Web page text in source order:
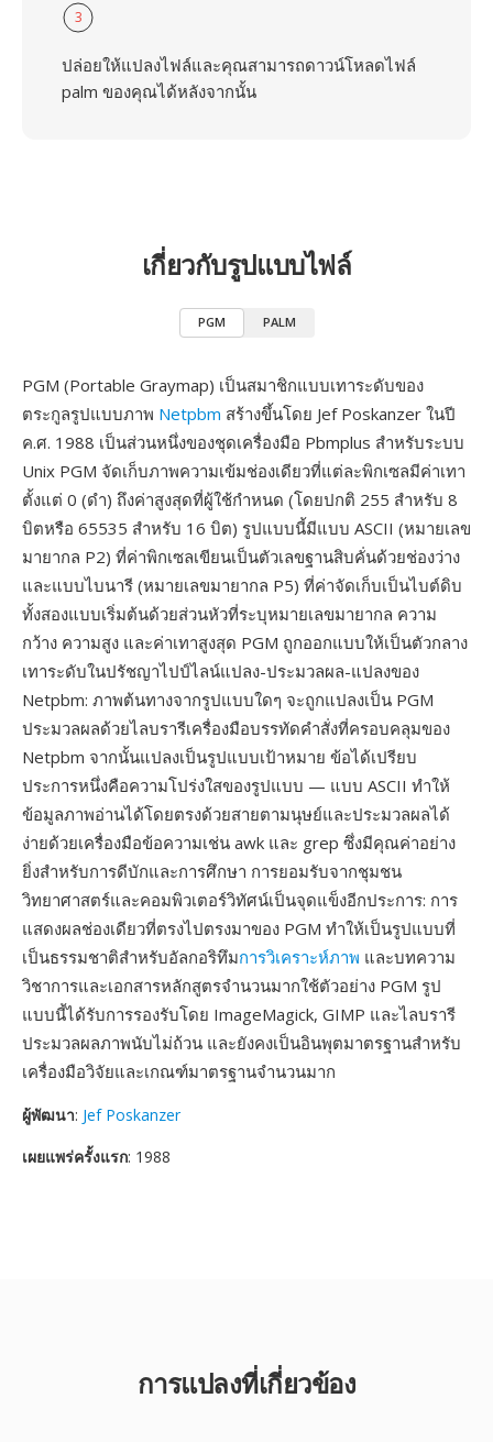
3
ปล่อยให้แปลงไฟล์และคุณสามารถดาวน์โหลดไฟล์
palm ของคุณได้หลังจากนั้น
เกี่ยวกับรูปแบบไฟล์
PGM PALM
PGM (Portable Graymap) เป็นสมาชิกแบบเทาระดับของ
ตระกูลรูปแบบภาพ Netpbm สร้างขึ้นโดย Jef Poskanzer ในปี
ค.ศ. 1988 เป็นส่วนหนึ่งของชุดเครื่องมือ Pbmplus สำหรับระบบ
Unix PGM จัดเก็บภาพความเข้มช่องเดียวที่แต่ละพิกเซลมีค่าเทา
ตั้งแต่ 0 (ดำ) ถึงค่าสูงสุดที่ผู้ใช้กำหนด (โดยปกติ 255 สำหรับ 8
บิตหรือ 65535 สำหรับ 16 บิต) รูปแบบนี้มีแบบ ASCII (หมายเลข
มายากล P2) ที่ค่าพิกเซลเขียนเป็นตัวเลขฐานสิบคั่นด้วยช่องว่าง
และแบบไบนารี (หมายเลขมายากล P5) ที่ค่าจัดเก็บเป็นไบต์ดิบ
ทั้งสองแบบเริ่มต้นด้วยส่วนหัวที่ระบุหมายเลขมายากล ความ
กว้าง ความสูง และค่าเทาสูงสุด PGM ถูกออกแบบให้เป็นตัวกลาง
เทาระดับในปรัชญาไปป์ไลน์แปลง-ประมวลผล-แปลงของ
Netpbm: ภาพต้นทางจากรูปแบบใดๆ จะถูกแปลงเป็น PGM
ประมวลผลด้วยไลบรารีเครื่องมือบรรทัดคำสั่งที่ครอบคลุมของ
Netpbm จากนั้นแปลงเป็นรูปแบบเป้าหมาย ข้อได้เปรียบ
ประการหนึ่งคือความโปร่งใสของรูปแบบ — แบบ ASCII ทำให้
ข้อมูลภาพอ่านได้โดยตรงด้วยสายตามนุษย์และประมวลผลได้
ง่ายด้วยเครื่องมือข้อความเช่น awk และ grep ซึ่งมีคุณค่าอย่าง
ยิ่งสำหรับการดีบักและการศึกษา การยอมรับจากชุมชน
วิทยาศาสตร์และคอมพิวเตอร์วิทัศน์เป็นจุดแข็งอีกประการ: การ
แสดงผลช่องเดียวที่ตรงไปตรงมาของ PGM ทำให้เป็นรูปแบบที่
เป็นธรรมชาติสำหรับอัลกอริทึมการวิเคราะห์ภาพ และบทความ
วิชาการและเอกสารหลักสูตรจำนวนมากใช้ตัวอย่าง PGM รูป
แบบนี้ได้รับการรองรับโดย ImageMagick, GIMP และไลบรารี
ประมวลผลภาพนับไม่ถ้วน และยังคงเป็นอินพุตมาตรฐานสำหรับ
เครื่องมือวิจัยและเกณฑ์มาตรฐานจำนวนมาก
ผู้พัฒนา: Jef Poskanzer
เผยแพร่ครั้งแรก: 1988
การแปลงที่เกี่ยวข้อง